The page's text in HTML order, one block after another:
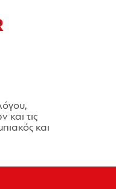
και τις
και